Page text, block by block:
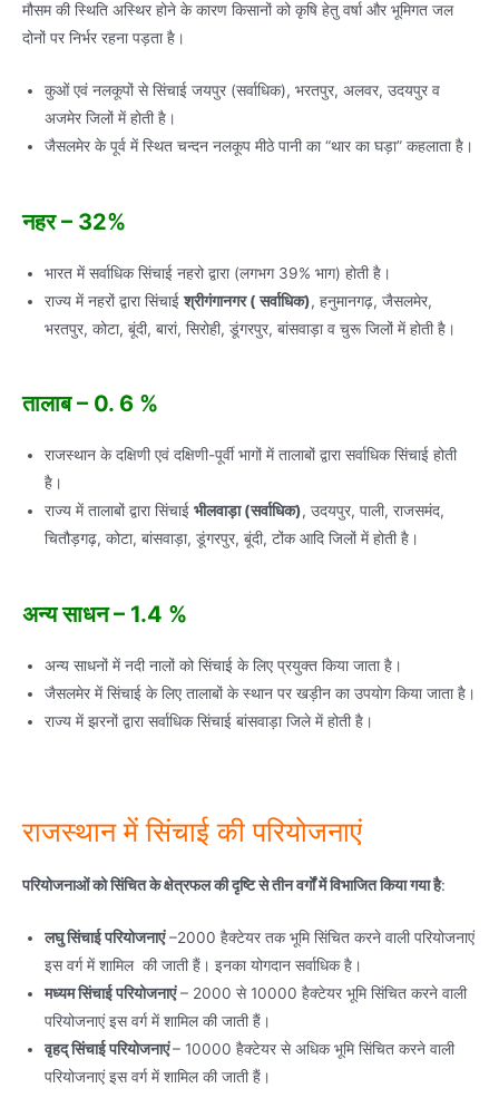
मौसम की स्थिति अस्थिर होने के कारण किसानों को कृषि हेतु वर्षा और भूमिगत जल
दोनों पर निर्भर रहना पड़ता है।
कुओं एवं नलकूपों से सिंचाई जयपुर (सर्वाधिक), भरतपुर, अलवर, उदयपुर व
अजमेर जिलों में होती है।
जैसलमेर के पूर्व में स्थित चन्दन नलकूप मीठे पानी का “थार का घड़ा” कहलाता है।
नहर – 32%
भारत में सर्वाधिक सिंचाई नहरो द्वारा (लगभग 39% भाग) होती है।
राज्य में नहरों द्वारा सिंचाईश्रीगंगानगर ( सर्वाधिक), हनुमानगढ़, जैसलमेर,
भरतपुर, कोटा, बूंदी, बारां, सिरोही, डूंगरपुर, बांसवाड़ा व चुरू जिलों में होती है।
तालाब – 0. 6 %
राजस्थान के दक्षिणी एवं दक्षिणी-पूर्वी भागों में तालाबों द्वारा सर्वाधिक सिंचाई होती
है।
राज्य में तालाबों द्वारा सिंचाई भीलवाड़ा (सर्वाधिक), उदयपुर, पाली, राजसमंद,
चितौड़गढ़, कोटा, बांसवाड़ा, डूंगरपुर, बूंदी, टोंक आदि जिलों में होती है।
अन्य साधन – 1.4 %
अन्य साधनों में नदी नालों को सिंचाई के लिए प्रयुक्त किया जाता है।
जैसलमेर में सिंचाई के लिए तालाबों के स्थान पर खड़ीन का उपयोग किया जाता है।
राज्य में झरनों द्वारा सर्वाधिक सिंचाई बांसवाड़ा जिले में होती है।
राजस्थान में सिंचाई की परियोजनाएं
परियोजनाओं को सिंचित के क्षेत्रफल की दृष्टि से तीन वर्गों में विभाजित किया गया है:
लघु सिंचाई परियोजनाएं–2000 हैक्टेयर तक भूमि सिंचित करने वाली परियोजनाएं
इस वर्ग में शामिल की जाती हैं। इनका योगदान सर्वाधिक है।
मध्यम सिंचाई परियोजनाएं– 2000 से 10000 हैक्टेयर भूमि सिंचित करने वाली
परियोजनाएं इस वर्ग में शामिल की जाती हैं।
वृहद् सिंचाई परियोजनाएं– 10000 हैक्टेयर से अधिक भूमि सिंचित करने वाली
परियोजनाएं इस वर्ग में शामिल की जाती हैं।